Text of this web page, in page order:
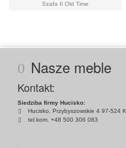
Szafa II Old Time
Nasze meble
Kontakt:
Siedziba firmy Hucisko:
Hucisko, Przybyszowskie 4 97-524
tel.kom. +48 500 306 083